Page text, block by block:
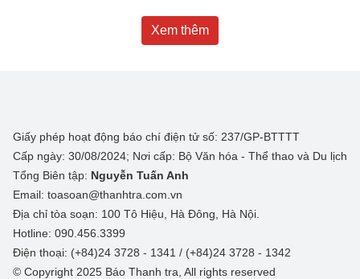
Xem thêm
Giấy phép hoạt động báo chí điện tử số: 237/GP-BTTTT
Cấp ngày: 30/08/2024; Nơi cấp: Bộ Văn hóa - Thể thao và Du lịch
Tổng Biên tập: Nguyễn Tuấn Anh
Email: toasoan@thanhtra.com.vn
Địa chỉ tòa soạn: 100 Tô Hiệu, Hà Đông, Hà Nội.
Hotline: 090.456.3399
Điện thoại: (+84)24 3728 - 1341 / (+84)24 3728 - 1342
© Copyright 2025 Báo Thanh tra, All rights reserved